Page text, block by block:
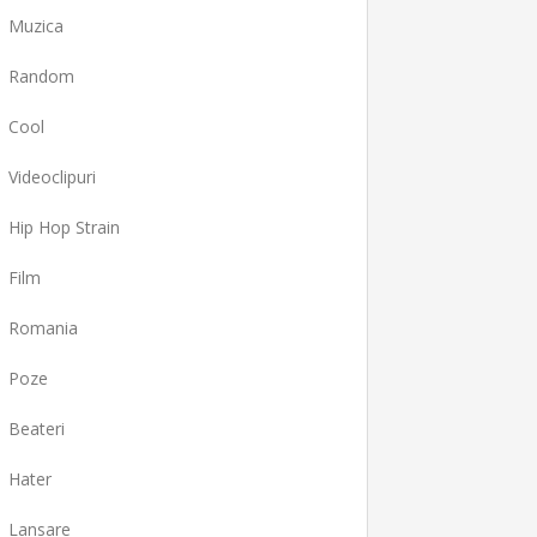
Muzica
Random
Cool
Videoclipuri
Hip Hop Strain
Film
Romania
Poze
Beateri
Hater
Lansare